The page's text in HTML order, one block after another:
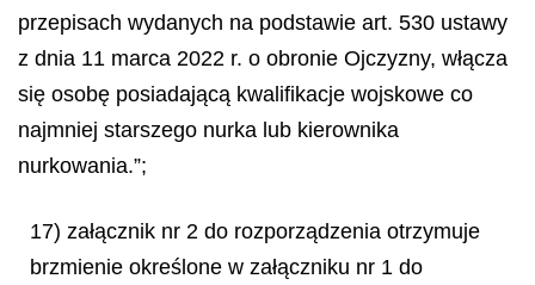
przepisach wydanych na podstawie art. 530 ustawy
z dnia 11 marca 2022 r. o obronie Ojczyzny, włącza
się osobę posiadającą kwalifikacje wojskowe co
najmniej starszego nurka lub kierownika
nurkowania.”;
17) załącznik nr 2 do rozporządzenia otrzymuje
brzmienie określone w załączniku nr 1 do